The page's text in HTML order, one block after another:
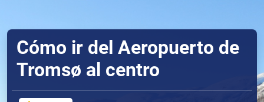
Cómo ir del Aeropuerto de
Tromsø al centro